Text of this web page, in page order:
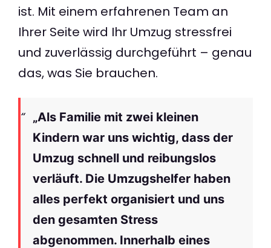
ist. Mit einem erfahrenen Team an
Ihrer Seite wird Ihr Umzug stressfrei
und zuverlässig durchgeführt – genau
das, was Sie brauchen.
„Als Familie mit zwei kleinen
Kindern war uns wichtig, dass der
Umzug schnell und reibungslos
verläuft. Die Umzugshelfer haben
alles perfekt organisiert und uns
den gesamten Stress
abgenommen. Innerhalb eines